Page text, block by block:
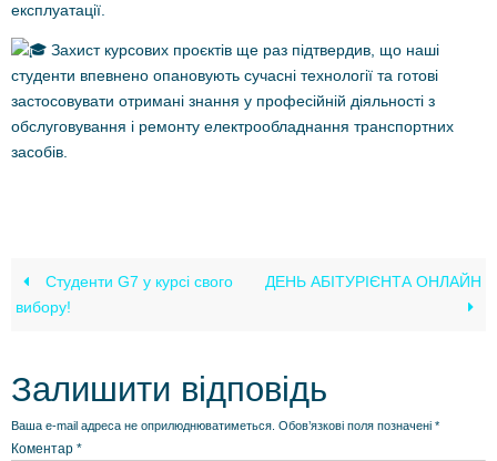
експлуатації.
Захист курсових проєктів ще раз підтвердив, що наші
студенти впевнено опановують сучасні технології та готові
застосовувати отримані знання у професійній діяльності з
обслуговування і ремонту електрообладнання транспортних
засобів.
Студенти G7 у курсі свого
вибору!
ДЕНЬ АБІТУРІЄНТА ОНЛАЙН
Залишити відповідь
Ваша e-mail адреса не оприлюднюватиметься. Обов’язкові поля позначені *
Коментар *